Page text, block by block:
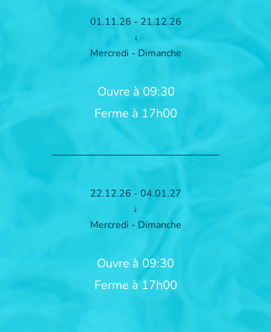
01.11.26 - 21.12.26
↓
Mercredi - Dimanche
Ouvre à 09:30
Ferme à 17h00
22.12.26 - 04.01.27
↓
Mercredi - Dimanche
Ouvre à 09:30
Ferme à 17h00